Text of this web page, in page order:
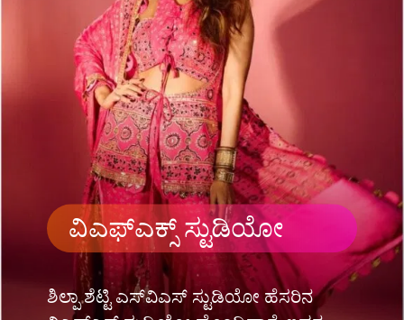
ಶಿಲ್ಪಾ ಶೆಟ್ಟಿ ಎಸ್​​ವಿಎಸ್ ಸ್ಟುಡಿಯೋ ಹೆಸರಿನ
ವಿಎಫ್​ಎಕ್ಸ್ ಸ್ಟುಡಿಯೋ